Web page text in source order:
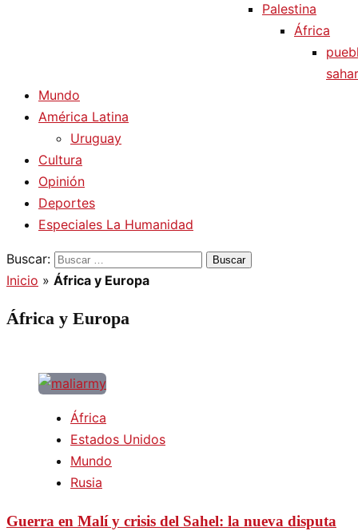
Palestina
África
Mundo
América Latina
Uruguay
Cultura
Opinión
Deportes
Especiales La Humanidad
Buscar:
Inicio » África y Europa
África y Europa
África
Estados Unidos
Mundo
Rusia
Guerra en Malí y crisis del Sahel: la nueva disputa